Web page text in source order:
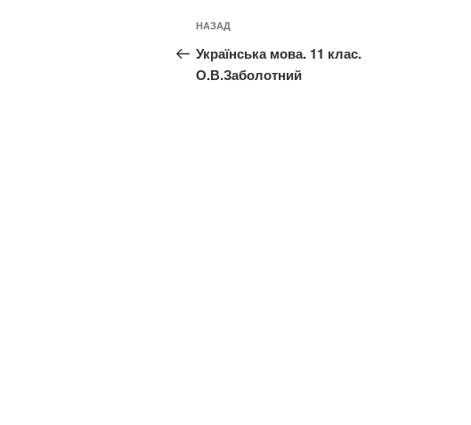
Навігація
записів
Попередній
запис:
НАЗАД
Українська мова. 11 клас.
О.В.Заболотний